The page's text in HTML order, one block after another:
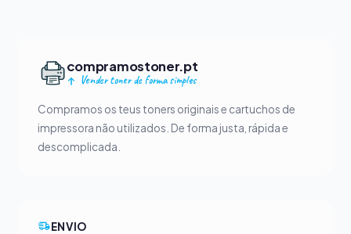
compramostoner.pt
Vender toner de forma simples
Compramos os teus toners originais e cartuchos de
impressora não utilizados. De forma justa, rápida e
descomplicada.
ENVIO